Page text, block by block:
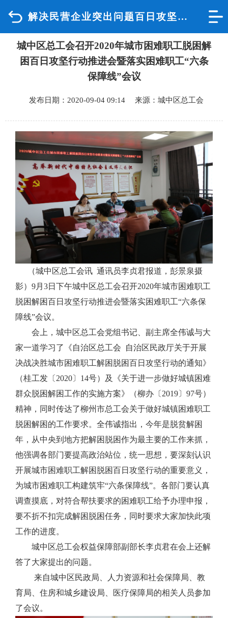
解决民营企业突出问题百日攻坚行动
首页
品质城中
政府信息公开
网上办事
互动回应
数据专题
城中区总工会召开2020年城市困难职工脱困解
困百日攻坚行动推进会暨落实困难职工“六条
保障线”会议
发布日期：2020-09-04 09:14 来源：城中区总工会
（城中区总工会讯 通讯员李贞君报道，彭景泉摄
影） 9月 3日下午城中区总工会召开2020年城市困难职工
脱困解困百日攻坚行动推进会暨落实困难职工“六条保
障线”会议。
会上，城中区总工会党组书记、副主席全伟诚与大
家一道学习了《自治区总工会 自治区民政厅关于开展
决战决胜城市困难职工解困脱困百日攻坚行动的通知》
（桂工发〔 2020〕 14号）及《关于进一步做好城镇困难
群众脱困解困工作的实施方案》（柳办〔 2019〕 97号）
精神，同时传达了柳州市总工会关于做好城镇困难职工
脱困解困的工作要求。全伟诚指出，今年是脱贫解困
年，从中央到地方把解困脱困作为最主要的工作来抓，
他强调各部门要提高政治站位，统一思想，要深刻认识
开展城市困难职工解困脱困百日攻坚行动的重要意义，
为城市困难职工构建筑牢“六条保障线”。各部门要认真
调查摸底，对符合帮扶要求的困难职工给予办理申报，
要不折不扣完成解困脱困任务，同时要求大家加快此项
工作的进度。
城中区总工会权益保障部副部长李贞君在会上还解
答了大家提出的问题。
来自城中区民政局、人力资源和社会保障局、教
育局、住房和城乡建设局、医疗保障局的相关人员参加
了会议。